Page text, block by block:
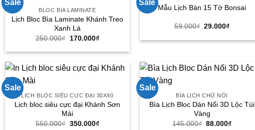
Sale
BLOC BÌA LAMINATE
Lịch Bloc Bìa Laminate Khánh Treo
Xanh Lá
250.000₫
Giá
là:
170.000₫Giá
tại
170.000₫.
Sale
Mẫu Lịch Bàn 15 Tờ Bonsai
59.000₫ Giá
là:
29.000₫Giá
tại
Sale
LỊCH BLOC SIÊU CỰC ĐẠI 30X40
Lịch bloc siêu cực đại Khánh Sơn
Mài
550.000₫ Giá
350.000₫Giá
Sale
BÌA LỊCH CHỮ NỔI
Bìa Lịch Bloc Dán Nổi 3D Lộc Túi
Vàng
145.000₫ Giá
88.000₫Giá